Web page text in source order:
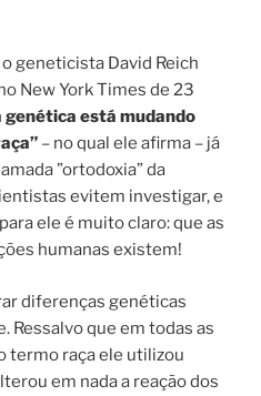
geneticista David Reich
New York Times de 23
genética está mudando
– no qual ele afirma – já
”ortodoxia” da
evitem investigar, e
ele é muito claro: que as
humanas existem!
diferenças genéticas
Ressalvo que em todas as
termo raça ele utilizou
em nada a reação dos